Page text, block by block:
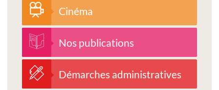
Cinéma
Nos publications
Démarches administratives